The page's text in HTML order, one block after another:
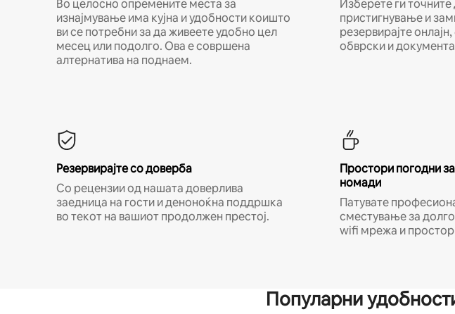
Во целосно опремените места за
изнајмување има кујна и удобности коишто
ви се потребни за да живеете удобно цел
месец или подолго. Ова е совршена
алтернатива на поднаем.
Изберете ги
пристигнување и
резервирајте
обврски и
Резервирајте со доверба
Со рецензии од нашата доверлива
заедница на гости и деноноќна поддршка
во текот на вашиот продолжен престој.
Простори погодни
номади
Патувате
сместување за
wifi мрежа и
Популарни